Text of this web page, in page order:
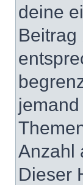
deine
Beitrag
Anzahl
Dieser